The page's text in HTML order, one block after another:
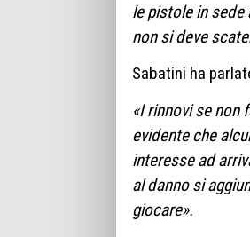
le pistole in sede
non si deve
Sabatini ha
«I rinnovi se non
evidente che
interesse ad
al danno si
giocare».